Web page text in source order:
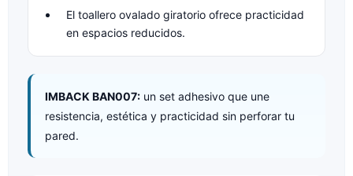
El toallero ovalado giratorio ofrece practicidad
en espacios reducidos.
IMBACK BAN007: un set adhesivo que une
resistencia, estética y practicidad sin perforar tu
pared.